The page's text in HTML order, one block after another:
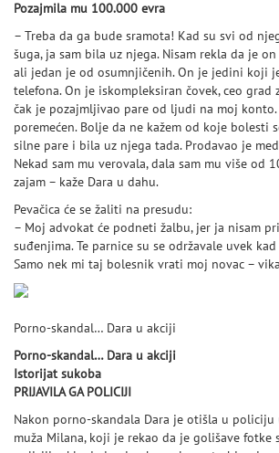
Pozajmila mu 100.000 evra
– Treba da ga bude sramota! Kad su svi od
šuga, ja sam bila uz njega. Nisam rekla da je
ali jedan je od osumnjičenih. On je jedini koji
telefona. On je iskompleksiran čovek, ceo grad
čak je pozajmljivao pare od ljudi na moj
poremećen. Bolje da ne kažem od koje bolesti
silne pare i bila uz njega tada. Prodavao je
Nekad sam mu verovala, dala sam mu više od
zajam – kaže Dara u dahu.
Pevačica će se žaliti na presudu:
– Moj advokat će podneti žalbu, jer ja nisam
suđenjima. Te parnice su se održavale uvek
Samo nek mi taj bolesnik vrati moj novac –
Porno-skandal… Dara u akciji
Porno-skandal… Dara u akciji
Istorijat sukoba
PRIJAVILA GA POLICIJI
Nakon porno-skandala Dara je otišla u
muža Milana, koji je rekao da je golišave fotke